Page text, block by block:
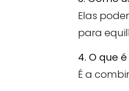
Elas
para
4. O que
É a